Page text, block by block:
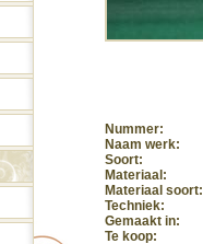
Nummer:
Naam werk:
Soort:
Materiaal:
Materiaal soort:
Techniek:
Gemaakt in:
Te koop: